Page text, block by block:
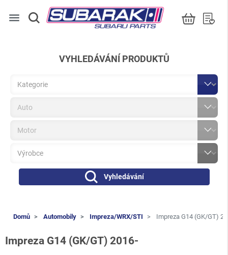
menu
VYHLEDÁVÁNÍ PRODUKTŮ
Vyhledávání
Domů Automobily Impreza/WRX/STI Impreza G14 (GK/GT)
Impreza G14 (GK/GT) 2016-